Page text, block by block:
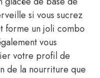
si vous sucrez
forme un joli combo
vous
votre profil de
de la nourriture que